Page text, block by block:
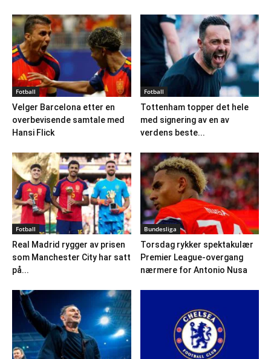
Fotball
Velger Barcelona etter en
overbevisende samtale med
Hansi Flick
Fotball
Tottenham topper det hele
med signering av en av
verdens beste...
Fotball
Real Madrid rygger av prisen
som Manchester City har satt
på...
Bundesliga
Torsdag rykker spektakulær
Premier League-overgang
nærmere for Antonio Nusa